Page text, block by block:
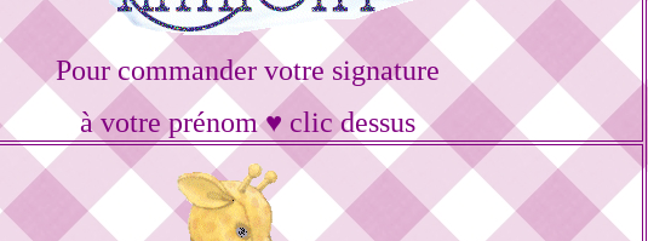
Pour commander votre signature
à votre prénom ♥ clic dessus